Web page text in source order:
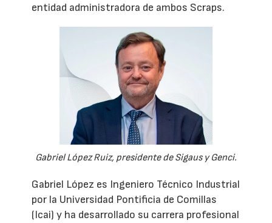
entidad administradora de ambos Scraps.
Gabriel López Ruiz, presidente de Sigaus y Genci.
Gabriel López es Ingeniero Técnico Industrial
por la Universidad Pontificia de Comillas
(Icai) y ha desarrollado su carrera profesional